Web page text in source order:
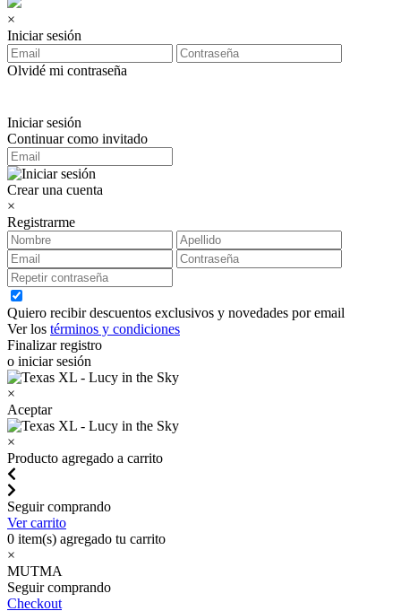
×
Iniciar sesión
Olvidé mi contraseña
Iniciar sesión
Continuar como invitado
Crear una cuenta
×
Registrarme
Quiero recibir descuentos exclusivos y novedades por email
Ver los términos y condiciones
Finalizar registro
o iniciar sesión
×
Aceptar
×
Producto agregado a carrito
Seguir comprando
Ver carrito
0 item(s) agregado tu carrito
×
MUTMA
Seguir comprando
Checkout